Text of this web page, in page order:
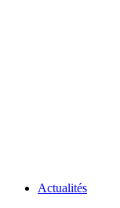
Actualités